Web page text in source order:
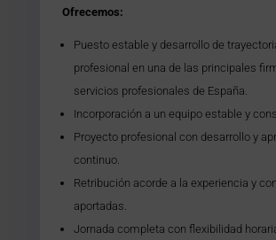
Ofrecemos:
Puesto estable y desarrollo de
profesional en una de las principales
servicios profesionales de España.
Incorporación a un equipo estable y
Proyecto profesional con desarrollo y
continuo.
Retribución acorde a la experiencia y
aportadas.
Jornada completa con flexibilidad